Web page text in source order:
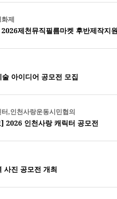
제
제천뮤직필름마켓 후반제작지
아이디어 공모전 모집
,인천사랑운동시민협의
2026 인천사랑 캐릭터 공모전
사진 공모전 개최